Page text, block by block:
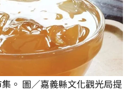
。 圖／嘉義縣文化觀光局提